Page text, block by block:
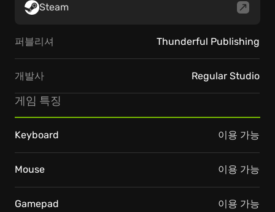
Steam
퍼블리셔 Thunderful Publishing
개발사 Regular Studio
게임 특징
Keyboard 이용 가능
Mouse 이용 가능
Gamepad 이용 가능